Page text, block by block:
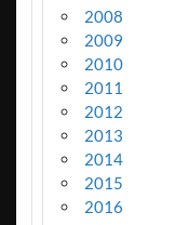
2008
2009
2010
2011
2012
2013
2014
2015
2016